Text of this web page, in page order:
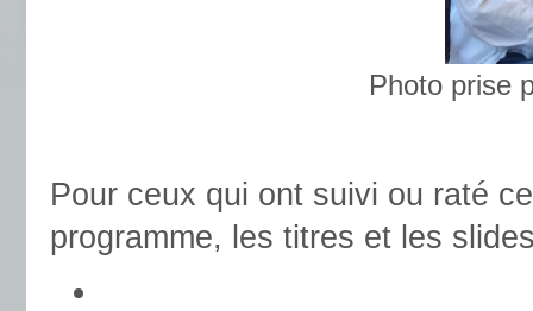
Photo prise
Pour ceux qui ont suivi ou raté
programme, les titres et les